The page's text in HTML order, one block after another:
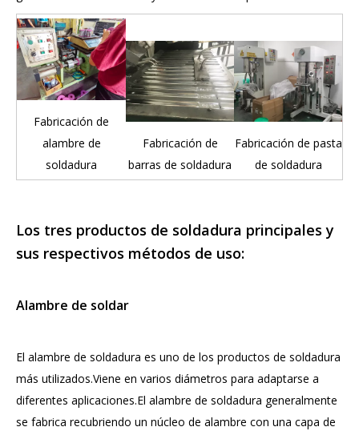
Fabricación de
alambre de
soldadura
Fabricación de
barras de soldadura
Fabricación de pasta
de soldadura
Los tres productos de soldadura principales y
sus respectivos métodos de uso:
Alambre de soldar
El alambre de soldadura es uno de los productos de soldadura
más utilizados.Viene en varios diámetros para adaptarse a
diferentes aplicaciones.El alambre de soldadura generalmente
se fabrica recubriendo un núcleo de alambre con una capa de